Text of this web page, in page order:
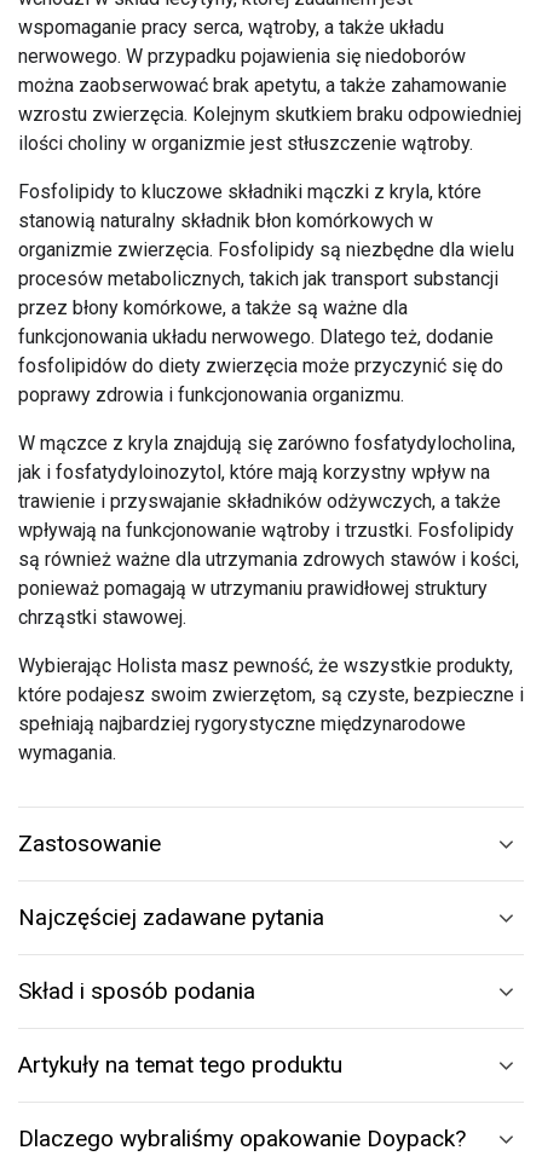
wspomaganie pracy serca, wątroby, a także układu
nerwowego. W przypadku pojawienia się niedoborów
można zaobserwować brak apetytu, a także zahamowanie
wzrostu zwierzęcia. Kolejnym skutkiem braku odpowiedniej
ilości choliny w organizmie jest stłuszczenie wątroby.
Fosfolipidy to kluczowe składniki mączki z kryla, które
stanowią naturalny składnik błon komórkowych w
organizmie zwierzęcia. Fosfolipidy są niezbędne dla wielu
procesów metabolicznych, takich jak transport substancji
przez błony komórkowe, a także są ważne dla
funkcjonowania układu nerwowego. Dlatego też, dodanie
fosfolipidów do diety zwierzęcia może przyczynić się do
poprawy zdrowia i funkcjonowania organizmu.
W mączce z kryla znajdują się zarówno fosfatydylocholina,
jak i fosfatydyloinozytol, które mają korzystny wpływ na
trawienie i przyswajanie składników odżywczych, a także
wpływają na funkcjonowanie wątroby i trzustki. Fosfolipidy
są również ważne dla utrzymania zdrowych stawów i kości,
ponieważ pomagają w utrzymaniu prawidłowej struktury
chrząstki stawowej.
Wybierając Holista masz pewność, że wszystkie produkty,
które podajesz swoim zwierzętom, są czyste, bezpieczne i
spełniają najbardziej rygorystyczne międzynarodowe
wymagania.
Zastosowanie
Najczęściej zadawane pytania
Skład i sposób podania
Artykuły na temat tego produktu
Dlaczego wybraliśmy opakowanie Doypack?